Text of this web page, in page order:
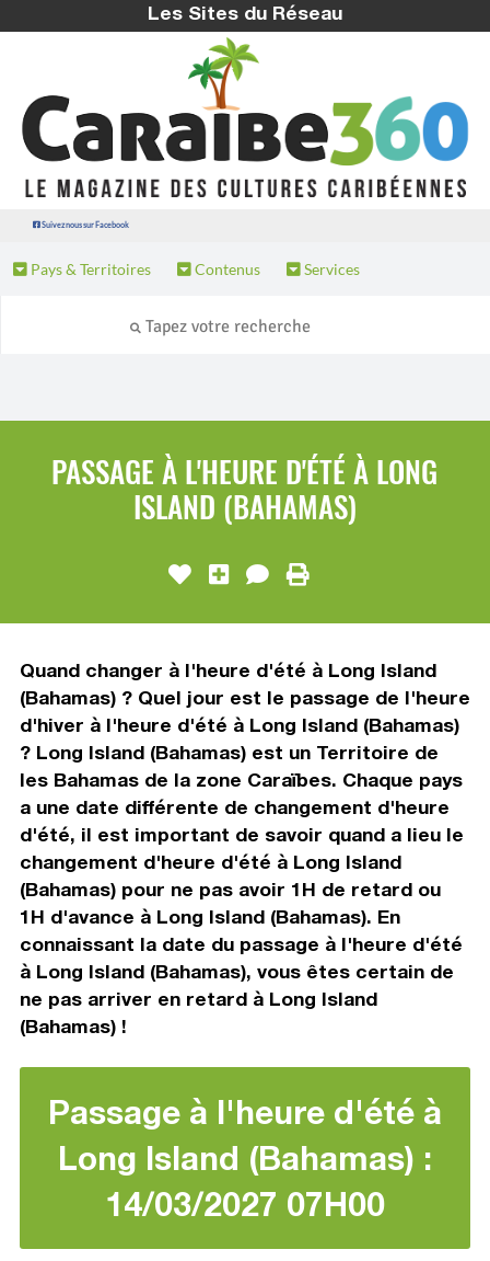
Les Sites du Réseau
Suivez nous sur Facebook
Pays & Territoires Contenus Services
PASSAGE À L'HEURE D'ÉTÉ À LONG
ISLAND (BAHAMAS)
Quand changer à l'heure d'été à Long Island
(Bahamas) ? Quel jour est le passage de l'heure
d'hiver à l'heure d'été à Long Island (Bahamas)
? Long Island (Bahamas) est un Territoire de
les Bahamas de la zone Caraïbes. Chaque pays
a une date différente de changement d'heure
d'été, il est important de savoir quand a lieu le
changement d'heure d'été à Long Island
(Bahamas) pour ne pas avoir 1H de retard ou
1H d'avance à Long Island (Bahamas). En
connaissant la date du passage à l'heure d'été
à Long Island (Bahamas), vous êtes certain de
ne pas arriver en retard à Long Island
(Bahamas) !
Passage à l'heure d'été à
Long Island (Bahamas) :
14/03/2027 07H00